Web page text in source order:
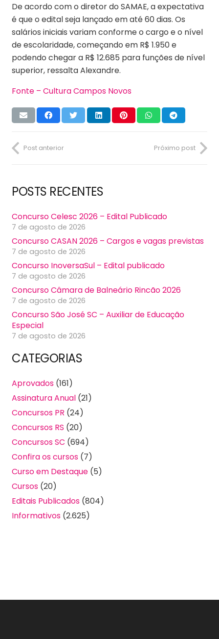
De acordo com o diretor do SAMAE, a expectativa
é que o edital seja lançado em até 60 dias. Os
salários iniciais variam conforme o cargo e o nível
de escolaridade, começando em R$ 1.950 e
podendo chegar a R$ 12.685 para funções de nível
superior, ressalta Alexandre.
Fonte – Cultura Campos Novos
Post anterior Próximo post
POSTS RECENTES
Concurso Celesc 2026 – Edital Publicado
7 de agosto de 2026
Concurso CASAN 2026 – Cargos e vagas previstas
7 de agosto de 2026
Concurso InoversaSul – Edital publicado
7 de agosto de 2026
Concurso Câmara de Balneário Rincão 2026
7 de agosto de 2026
Concurso São José SC – Auxiliar de Educação
Especial
7 de agosto de 2026
CATEGORIAS
Aprovados (161)
Assinatura Anual (21)
Concursos PR (24)
Concursos RS (20)
Concursos SC (694)
Confira os cursos (7)
Curso em Destaque (5)
Cursos (20)
Editais Publicados (804)
Informativos (2.625)